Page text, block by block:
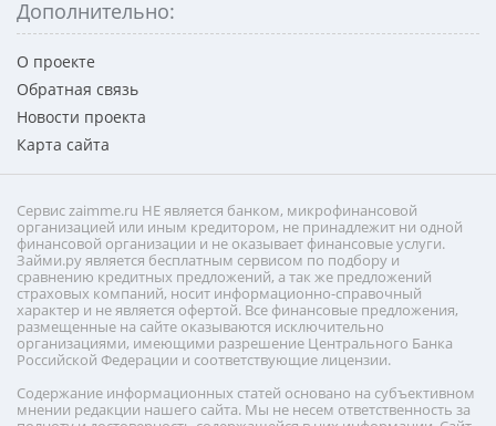
Дополнительно:
О проекте
Обратная связь
Новости проекта
Карта сайта
Сервис zaimme.ru НЕ является банком, микрофинансовой
организацией или иным кредитором, не принадлежит ни одной
финансовой организации и не оказывает финансовые услуги.
Займи.ру является бесплатным сервисом по подбору и
сравнению кредитных предложений, а так же предложений
страховых компаний, носит информационно-справочный
характер и не является офертой. Все финансовые предложения,
размещенные на сайте оказываются исключительно
организациями, имеющими разрешение Центрального Банка
Российской Федерации и соответствующие лицензии.
Содержание информационных статей основано на субъективном
мнении редакции нашего сайта. Мы не несем ответственность за